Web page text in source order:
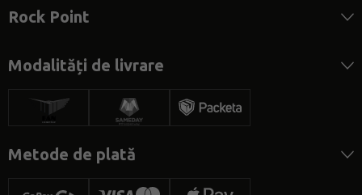
Rock Point
Modalități de livrare
Metode de plată